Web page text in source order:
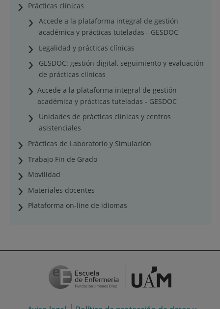
Prácticas clínicas
Accede a la plataforma integral de gestión
académica y prácticas tuteladas - GESDOC
Legalidad y prácticas clínicas
GESDOC: gestión digital, seguimiento y evaluación
de prácticas clínicas
Accede a la plataforma integral de gestión
académica y prácticas tuteladas - GESDOC
Unidades de prácticas clínicas y centros
asistenciales
Prácticas de Laboratorio y Simulación
Trabajo Fin de Grado
Movilidad
Materiales docentes
Plataforma on-line de idiomas